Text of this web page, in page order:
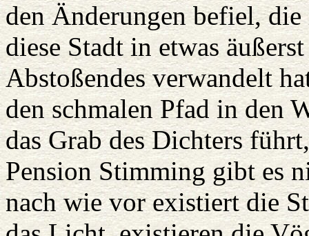
den Änderungen befiel,
diese Stadt in etwas
Abstoßendes verwandelt
den schmalen Pfad in den
das Grab des Dichters
Pension Stimming gibt es
nach wie vor existiert die